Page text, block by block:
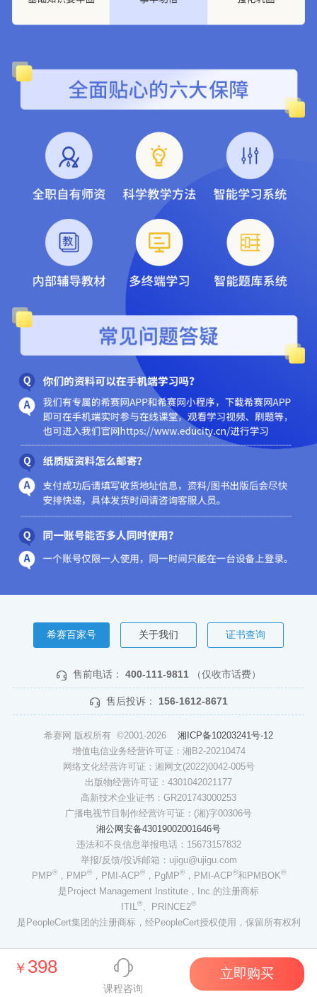
￥ 398
课程咨询
立即购买
希赛百家号 关于我们 证书查询
售前电话： 400-111-9811 （仅收市话费）
售后投诉： 156-1612-8671
希赛网 版权所有 ©2001-2026 湘ICP备10203241号-12
增值电信业务经营许可证：湘B2-20210474
网络文化经营许可证：湘网文(2022)0042-005号
出版物经营许可证：4301042021177
高新技术企业证书：GR201743000253
广播电视节目制作经营许可证：(湘)字00306号
湘公网安备43019002001646号
违法和不良信息举报电话：15673157832
举报/反馈/投诉邮箱：ujigu@ujigu.com
PMP®，PMP®，PMI-ACP®，PgMP®，PMI-ACP®和PMBOK®
是Project Management Institute，Inc.的注册商标
ITIL®、PRINCE2®
是PeopleCert集团的注册商标，经PeopleCert授权使用，保留所有权利